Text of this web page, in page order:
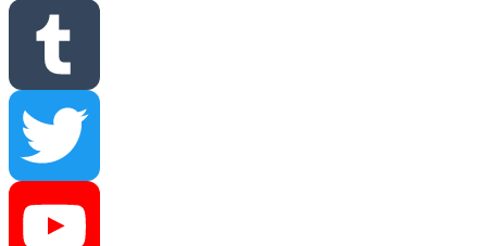
Pinterest
Tumblr
Twitter